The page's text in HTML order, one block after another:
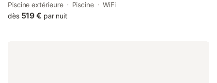
Avignon Central Station and 34 km from Papal Palace. With
garden views, this accommodation provides a terrace and a
Piscine extérieure Piscine
WiFi
dès 519 € par nuit